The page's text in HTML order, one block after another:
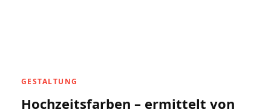
GESTALTUNG
Hochzeitsfarben – ermittelt von